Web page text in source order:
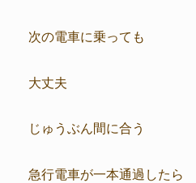
次の電車に乗っても
大丈夫
じゅうぶん間に合う
急行電車が一本通過したら